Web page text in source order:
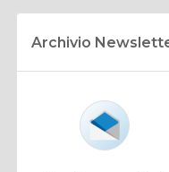
Archivio